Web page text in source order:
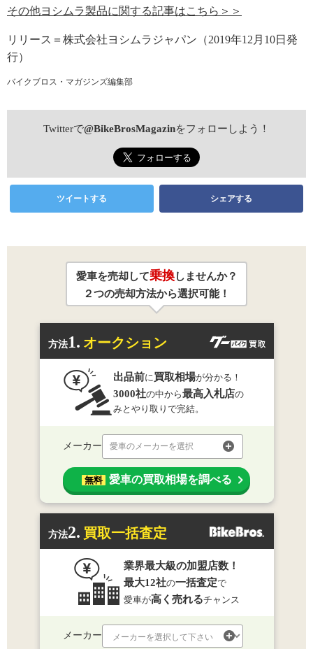
その他ヨシムラ製品に関する記事はこちら＞＞
リリース＝株式会社ヨシムラジャパン（2019年12月10日発
行）
バイクブロス・マガジンズ編集部
Twitterで@BikeBrosMagazinをフォローしよう！
ツイートする シェアする
愛車を売却して乗換しませんか？
２つの売却方法から選択可能！
方法1. オークション
出品前に 買取相場が分かる！
3000社の中から最高入札店の
みとやり取りで完結。
メーカー 愛車のメーカーを選択
無料 愛車の買取相場を調べる
方法2. 買取一括査定
業界最大級の加盟店数！
最大12社の一括査定で
愛車が高く売れるチャンス
メーカー